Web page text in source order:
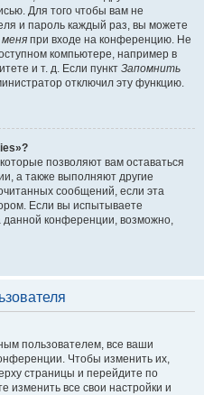
Для того чтобы вам не
и пароль каждый раз, вы можете
при входе на конференцию. Не
компьютере, например в
и т. д. Если пункт Запомнить
отключил эту функцию.
позволяют вам оставаться
а также выполняют другие
сообщений, если эта
Если вы испытываете
данной конференции, возможно,
пользователем, все ваши
Чтобы изменить их,
страницы и перейдите по
изменить все свои настройки и